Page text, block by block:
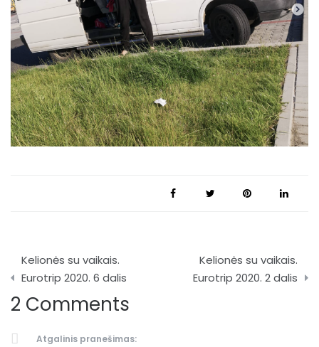
Navigacija
tarp
įrašų
Kelionės su vaikais.
Eurotrip 2020. 6 dalis
Kelionės su vaikais.
Eurotrip 2020. 2 dalis
2 Comments
Atgalinis pranešimas: